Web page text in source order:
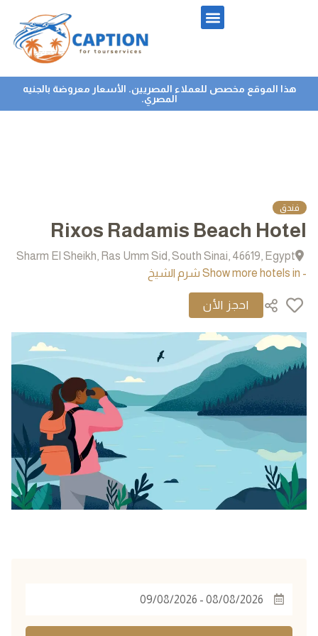
هذا الموقع مخصص للعملاء المصريين. الأسعار معروضة بالجنيه
المصري.
فندق
Rixos Radamis Beach Hotel
Sharm El Sheikh, Ras Umm Sid, South Sinai, 46619, Egypt
- Show more hotels in شرم الشيخ